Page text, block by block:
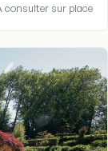
consulter sur place